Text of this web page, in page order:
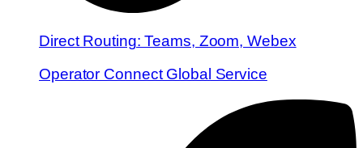
Direct Routing: Teams, Zoom, Webex
Operator Connect Global Service